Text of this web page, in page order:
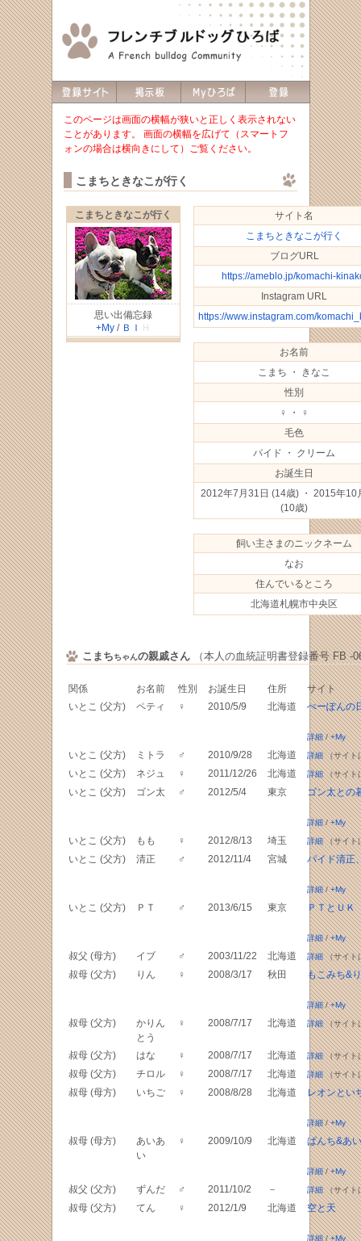
このページは画面の横幅が狭いと正しく表示されない
ことがあります。 画面の横幅を広げて（スマートフ
ォンの場合は横向きにして）ご覧ください。
こまちときなこが行く
こまちときなこが行く
思い出備忘録
+My/ Ｂ Ｉ Ｈ
サイト名
こまちときなこが行く
ブログURL
https://ameblo.jp/komachi-
Instagram URL
https://www.instagram.com/
お名前
こまち ・ きなこ
性別
♀ ・ ♀
毛色
パイド ・ クリーム
お誕生日
2012年7月31日 (14歳) ・ 2015年10
(10歳)
飼い主さまのニックネーム
なお
住んでいるところ
北海道札幌市中央区
こまちちゃんの親戚さん（本人の血統証明書登録番号 FB -
関係 お名前 性別 お誕生日 住所
サイト
いとこ (父方)
ペティ ♀ 2010/5/9 北海道 ぺーぽんの
詳細/+My
いとこ (父方) ミトラ ♂ 2010/9/28 北海道 詳細（サイト
いとこ (父方) ネジュ ♀ 2011/12/26 北海道 詳細（サイト
いとこ (父方) ゴン太 ♂ 2012/5/4 東京 ゴン太との
詳細/+My
いとこ (父方) もも ♀ 2012/8/13 埼玉 詳細（サイト
いとこ (父方) 清正 ♂ 2012/11/4 宮城 パイド清正
詳細/+My
いとこ (父方) ＰＴ ♂ 2013/6/15 東京 ＰＴとＵＫ
詳細/+My
叔父 (母方) イブ ♂ 2003/11/22 北海道 詳細（サイト
叔母 (父方) りん ♀ 2008/3/17 秋田 もこみち&
詳細/+My
叔母 (父方)
かりん
とう
♀ 2008/7/17 北海道 詳細（サイト
叔母 (父方) はな ♀ 2008/7/17 北海道 詳細（サイト
叔母 (父方) チロル ♀ 2008/7/17 北海道 詳細（サイト
叔母 (母方) いちご ♀ 2008/8/28 北海道 レオンとい
詳細/+My
叔母 (母方)
あいあ
い
♀ 2009/10/9 北海道 ぱんち&あ
詳細/+My
叔父 (父方) ずんだ ♂ 2011/10/2 － 詳細（サイト
叔母 (父方) てん ♀ 2012/1/9 北海道 空と天
詳細/+My